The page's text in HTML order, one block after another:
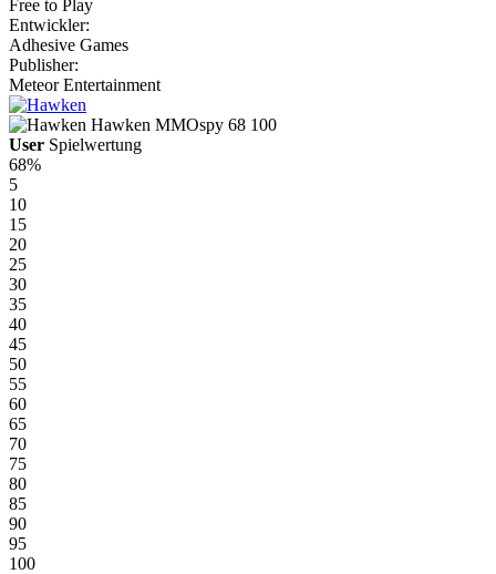
Free to Play
Entwickler:
Adhesive Games
Publisher:
Meteor Entertainment
Hawken MMOspy 68 100
User Spielwertung
68%
5
10
15
20
25
30
35
40
45
50
55
60
65
70
75
80
85
90
95
100